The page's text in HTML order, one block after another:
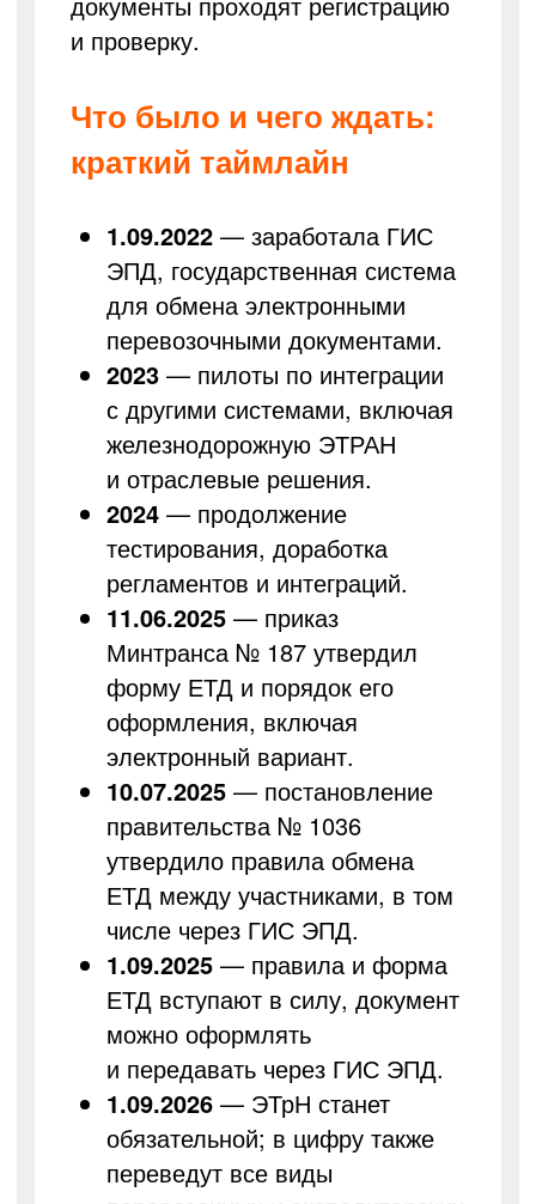
и проверку.
Что было и чего ждать:
краткий таймлайн
1.09.2022 — заработала ГИС
ЭПД, государственная система
для обмена электронными
перевозочными документами.
2023 — пилоты по интеграции
с другими системами, включая
железнодорожную ЭТРАН
и отраслевые решения.
2024 — продолжение
тестирования, доработка
регламентов и интеграций.
11.06.2025 — приказ
Минтранса № 187 утвердил
форму ЕТД и порядок его
оформления, включая
электронный вариант.
10.07.2025 — постановление
правительства № 1036
утвердило правила обмена
ЕТД между участниками, в том
числе через ГИС ЭПД.
1.09.2025 — правила и форма
ЕТД вступают в силу, документ
можно оформлять
и передавать через ГИС ЭПД.
1.09.2026 — ЭТрН станет
обязательной; в цифру также
переведут все виды